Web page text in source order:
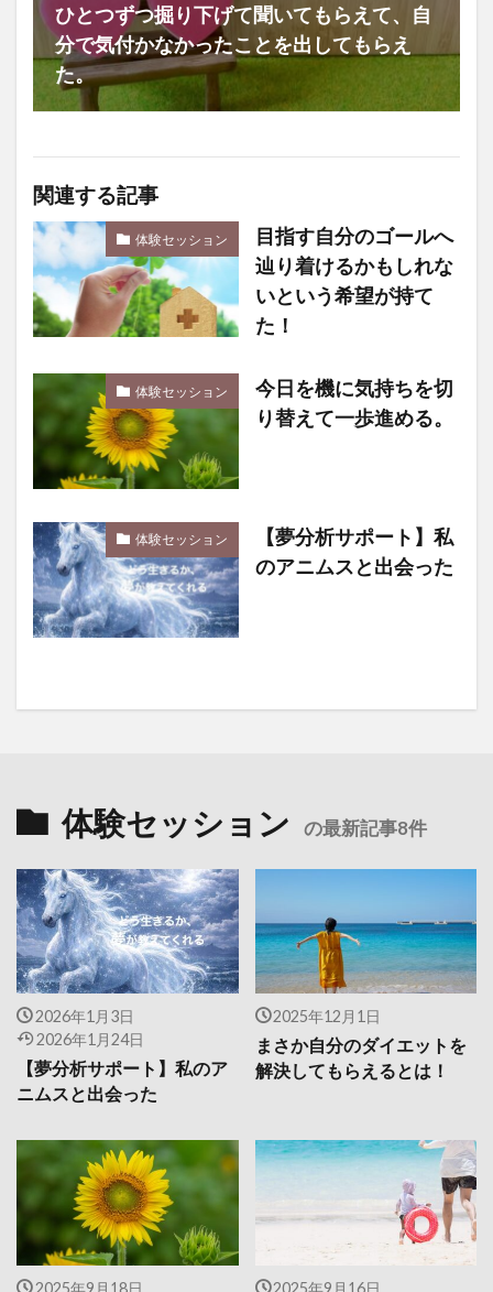
ひとつずつ掘り下げて聞いてもらえて、自
分で気付かなかったことを出してもらえ
た。
関連する記事
体験セッション
目指す自分のゴールへ
辿り着けるかもしれな
いという希望が持て
た！
体験セッション
今日を機に気持ちを切
り替えて一歩進める。
体験セッション
【夢分析サポート】私
のアニムスと出会った
体験セッション の最新記事8件
2026年1月3日
2026年1月24日
【夢分析サポート】私のア
ニムスと出会った
2025年12月1日
まさか自分のダイエットを
解決してもらえるとは！
2025年9月18日
2025年9月16日